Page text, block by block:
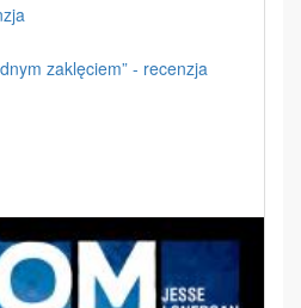
zaklęciem” - recenzja